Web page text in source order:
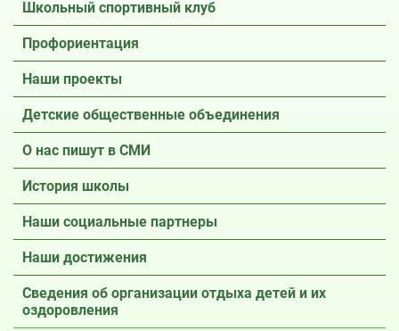
Школьный спортивный клуб
Профориентация
Наши проекты
Детские общественные объединения
О нас пишут в СМИ
История школы
Наши социальные партнеры
Наши достижения
Сведения об организации отдыха детей и их
оздоровления